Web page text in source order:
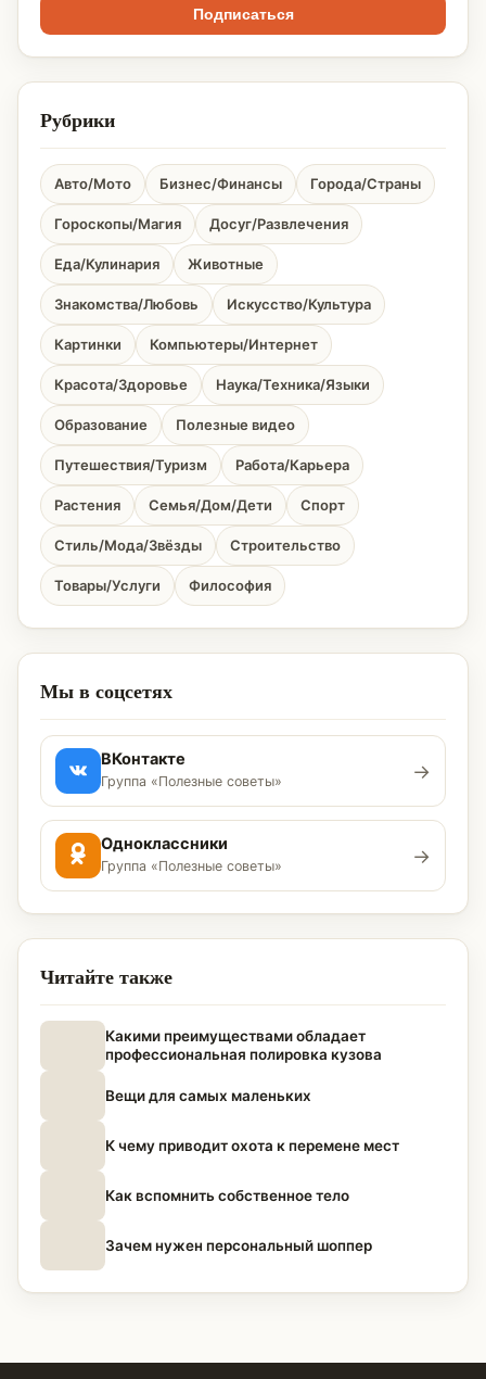
Подписаться
Рубрики
Авто/Мото Бизнес/Финансы Города/Страны
Гороскопы/Магия Досуг/Развлечения
Еда/Кулинария Животные
Знакомства/Любовь Искусство/Культура
Картинки Компьютеры/Интернет
Красота/Здоровье Наука/Техника/Языки
Образование Полезные видео
Путешествия/Туризм Работа/Карьера
Растения Семья/Дом/Дети Спорт
Стиль/Мода/Звёзды Строительство
Товары/Услуги Философия
Мы в соцсетях
ВКонтакте
Группа «Полезные советы» →
Одноклассники
Группа «Полезные советы» →
Читайте также
Какими преимуществами обладает
профессиональная полировка кузова
Вещи для самых маленьких
К чему приводит охота к перемене мест
Как вспомнить собственное тело
Зачем нужен персональный шоппер